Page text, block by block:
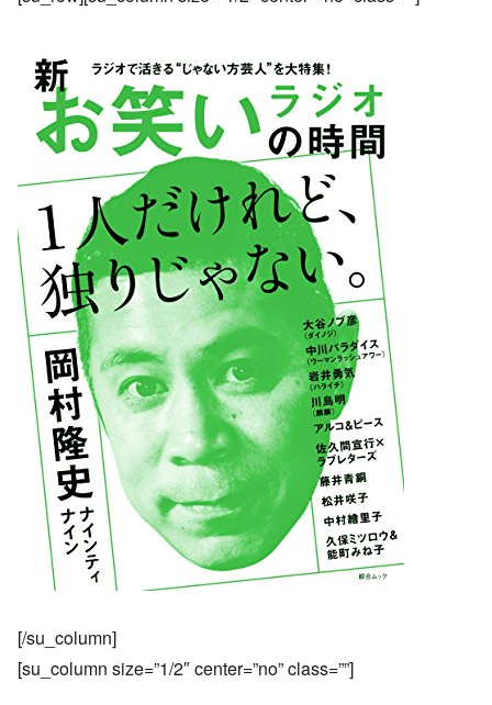
[/su_column]
[su_column size=”1/2″ center=”no” class=””]